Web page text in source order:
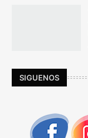
SIGUENOS